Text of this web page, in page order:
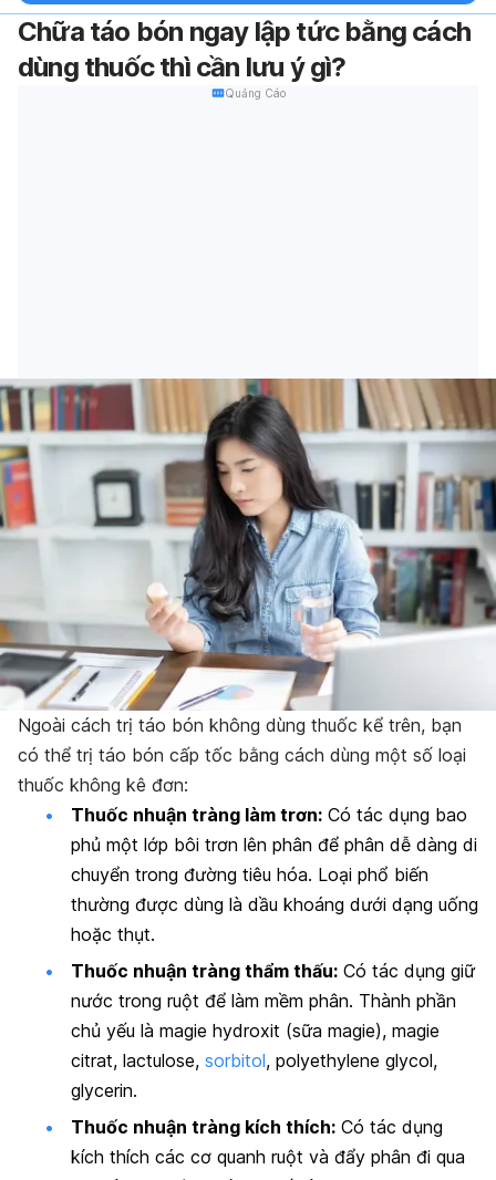
Chữa táo bón ngay lập tức bằng cách
dùng thuốc thì cần lưu ý gì?
Quảng Cáo
Ngoài cách trị táo bón không dùng thuốc kể trên, bạn
có thể trị táo bón cấp tốc bằng cách dùng một số loại
thuốc không kê đơn:
Thuốc nhuận tràng làm trơn: Có tác dụng bao
phủ một lớp bôi trơn lên phân để phân dễ dàng di
chuyển trong đường tiêu hóa. Loại phổ biến
thường được dùng là dầu khoáng dưới dạng uống
hoặc thụt.
Thuốc nhuận tràng thẩm thấu: Có tác dụng giữ
nước trong ruột để làm mềm phân. Thành phần
chủ yếu là magie hydroxit (sữa magie), magie
citrat, lactulose, sorbitol, polyethylene glycol,
glycerin.
Thuốc nhuận tràng kích thích: Có tác dụng
kích thích các cơ quanh ruột và đẩy phân đi qua